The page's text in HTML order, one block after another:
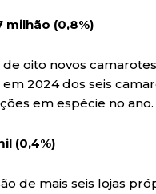
milhão (0,8%)
oito novos camarotes
2024 dos seis
em espécie no ano.
(0,4%)
de mais seis lojas